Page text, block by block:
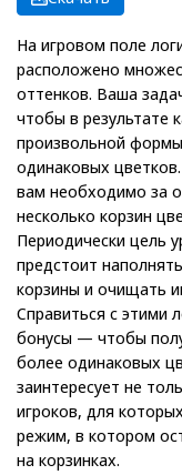
На игровом поле
расположено
оттенков. Ваша
чтобы в результате
произвольной
одинаковых
вам необходимо за
несколько корзин
Периодически цель
предстоит
корзины и очищать
Справиться с этими
бонусы — чтобы
более одинаковых
заинтересует не
игроков, для
режим, в котором
на корзинках.